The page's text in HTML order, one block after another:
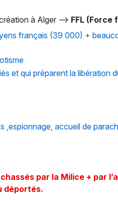
à Alger —> FFL (Force
français (39 000) +
et qui préparent la libération
accueil de
par la Milice + par
déportés.